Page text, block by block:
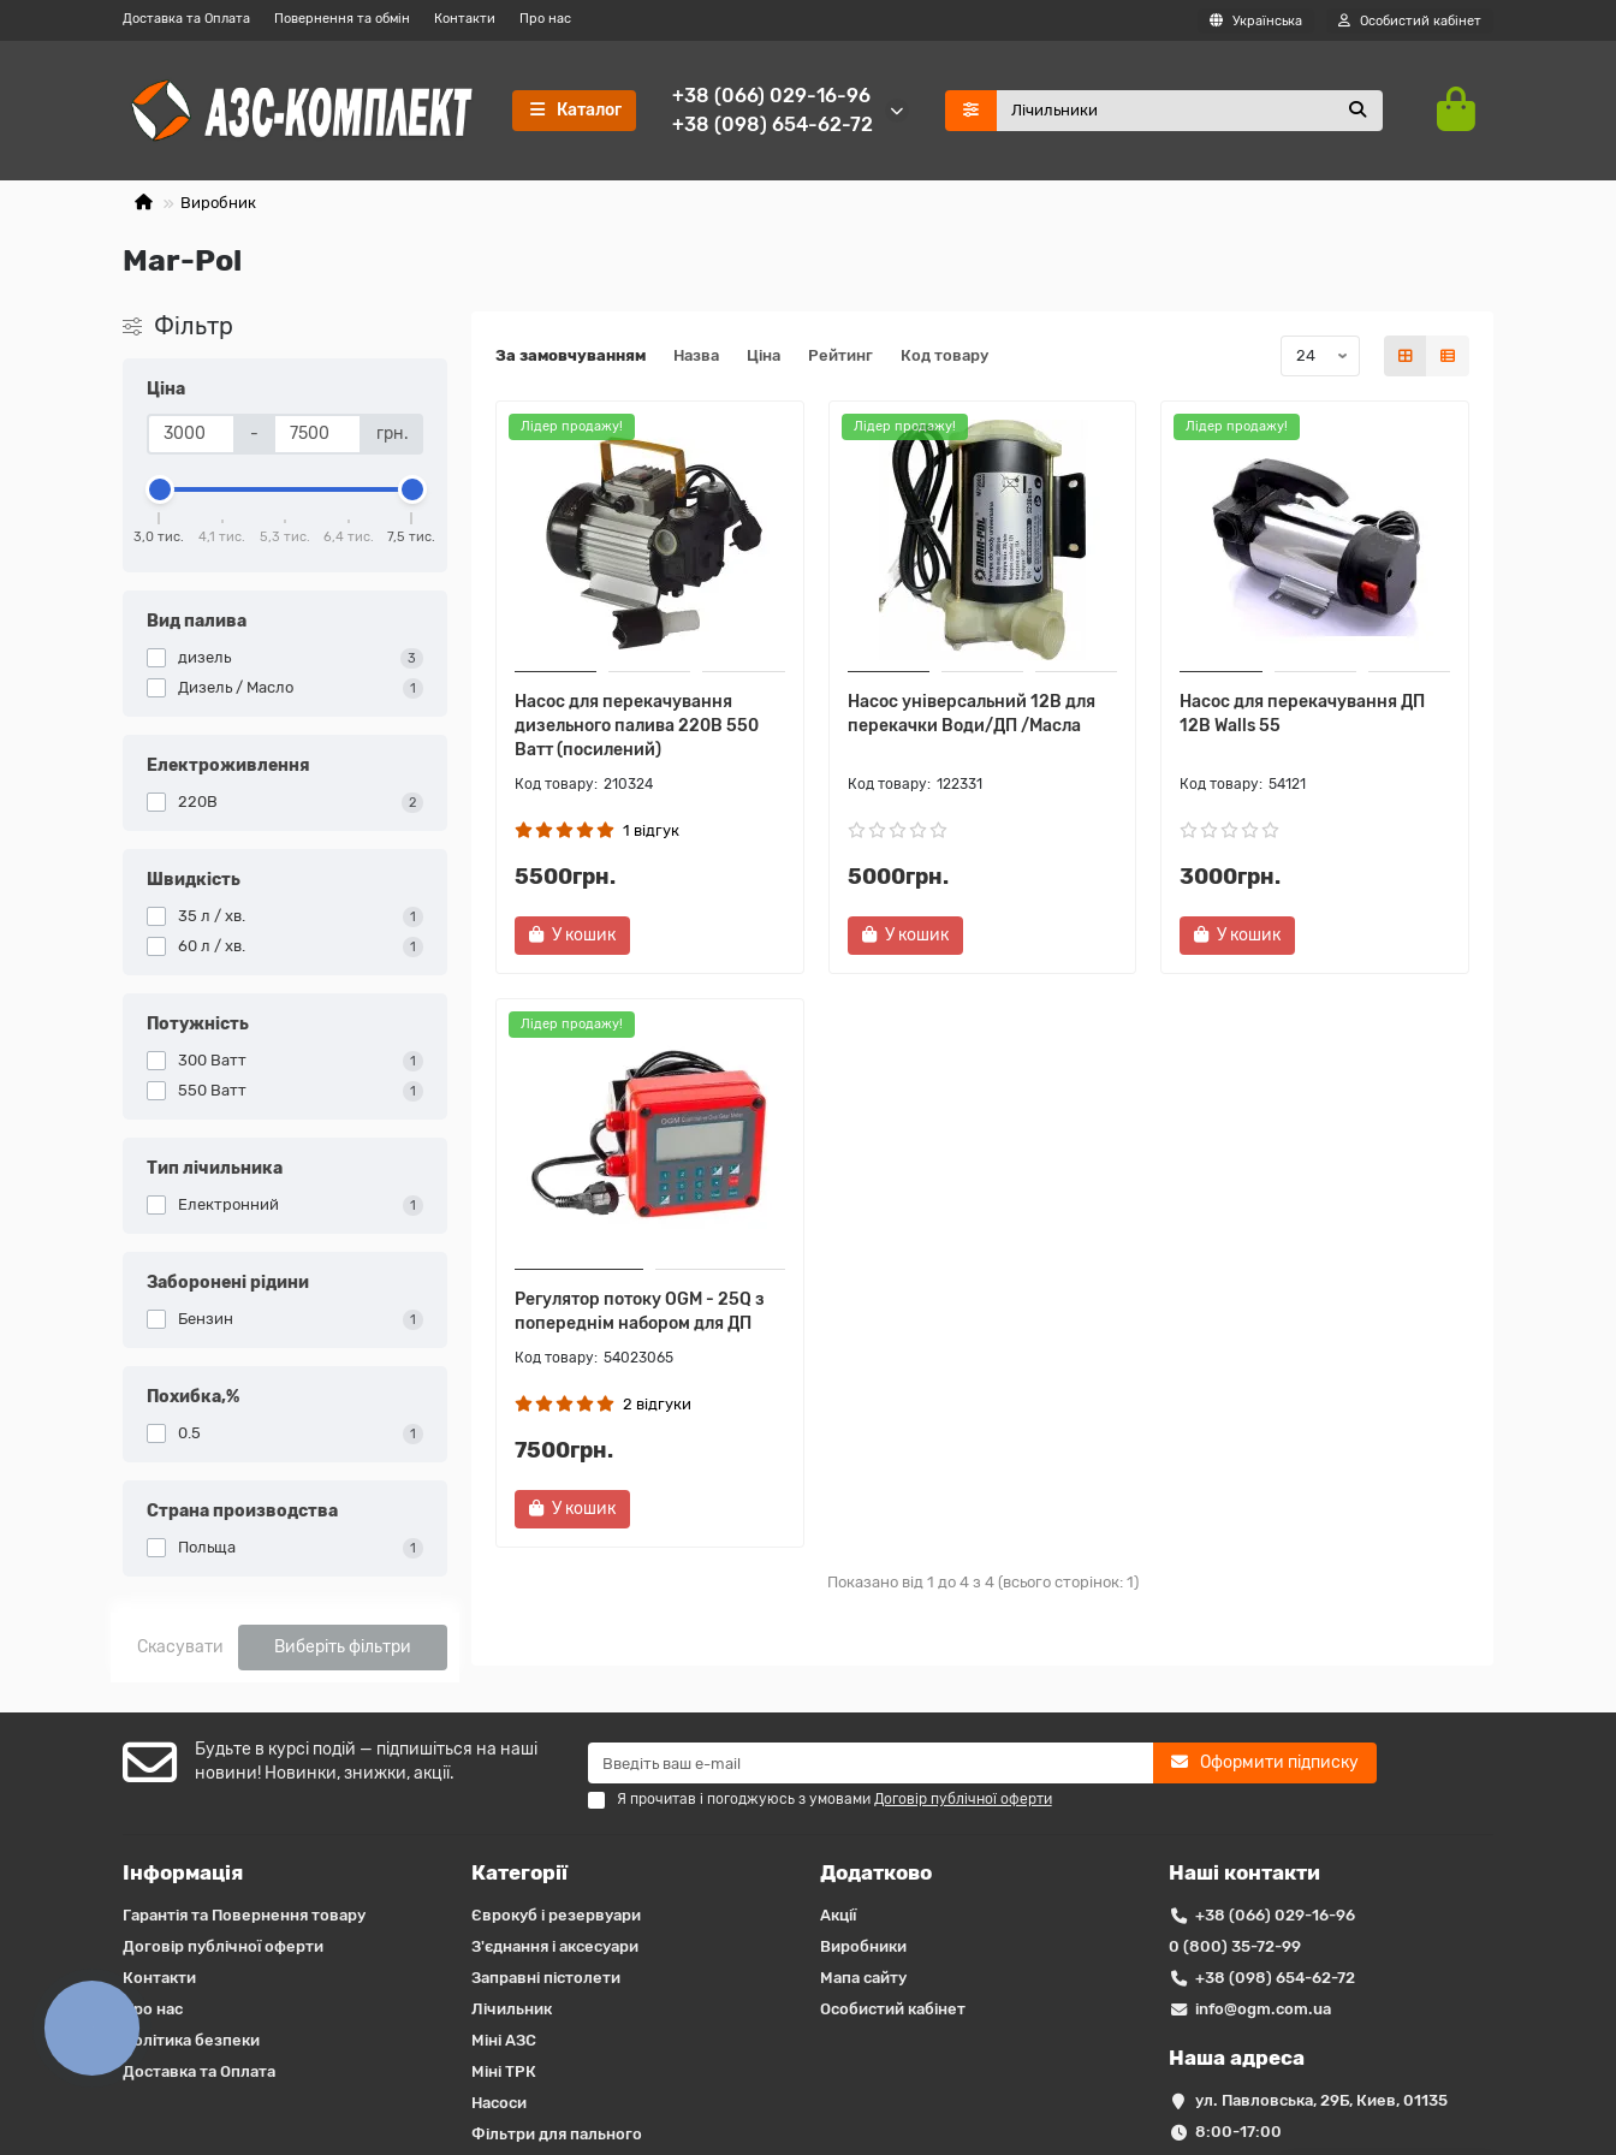
Доставка та Оплата Повернення та обмін Контакти Про нас Українська Особистий кабінет
Каталог
+38 (066) 029-16-96
+38 (098) 654-62-72
Виробник
Mar-Pol
Фільтр
Ціна
- грн.
3,0 тис. 4,1 тис. 5,3 тис. 6,4 тис. 7,5 тис.
Вид палива
дизель 3
Дизель / Масло 1
Електроживлення
220В 2
Швидкість
35 л / хв. 1
60 л / хв. 1
Потужність
300 Ватт 1
550 Ватт 1
Тип лічильника
Електронний 1
Заборонені рідини
Бензин 1
Похибка,%
0.5 1
Страна производства
Польща 1
Скасувати Виберіть фільтри
За замовчуванням Назва Ціна Рейтинг Код товару
Лідер продажу!
Насос для перекачування
дизельного палива 220В 550
Ватт (посилений)
210324
1 відгук
5500грн.
У кошик
Лідер продажу!
Насос універсальний 12В для
перекачки Води/ДП /Масла
122331
5000грн.
У кошик
Лідер продажу!
Насос для перекачування ДП
12В Walls 55
54121
3000грн.
У кошик
Лідер продажу!
Регулятор потоку OGM - 25Q з
попереднім набором для ДП
54023065
2 відгуки
7500грн.
У кошик
Показано від 1 до 4 з 4 (всього сторінок: 1)
Будьте в курсі подій — підпишіться на наші
новини! Новинки, знижки, акції.
Оформити підписку
Я прочитав і погоджуюсь з умовами Договір публічної оферти
Інформація
Гарантія та Повернення товару
Договір публічної оферти
Контакти
Про нас
Політика безпеки
Доставка та Оплата
Категорії
Єврокуб і резервуари
З'єднання і аксесуари
Заправні пістолети
Лічильник
Міні АЗС
Міні ТРК
Насоси
Фільтри для пального
Додатково
Акції
Виробники
Мапа сайту
Особистий кабінет
Наші контакти
+38 (066) 029-16-96
0 (800) 35-72-99
+38 (098) 654-62-72
info@ogm.com.ua
Наша адреса
ул. Павловська, 29Б, Киев, 01135
8:00-17:00